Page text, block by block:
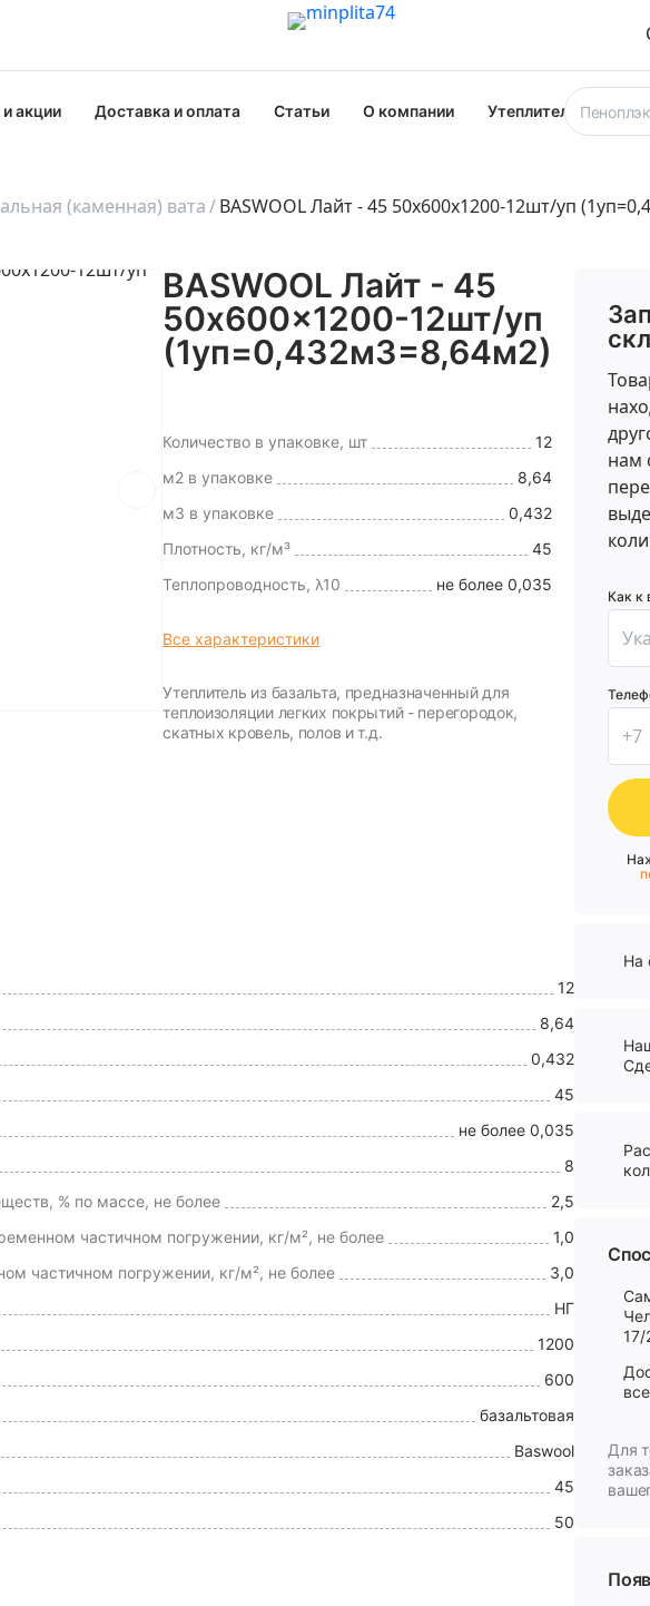
акции Доставка и оплата Статьи О компании Утеплители оптом
(каменная) вата BASWOOL Лайт - 45 50x600x1200-12шт/уп
BASWOOL Лайт - 45
50x600x1200-12шт/уп
(1уп=0,432м3=8,64м2)
Количество в упаковке, шт
12
м2 в упаковке
8,64
м3 в упаковке
0,432
Плотность, кг/м³
45
Теплопроводность, λ10
не более 0,035
Все характеристики
Утеплитель из базальта, предназначенный для
теплоизоляции легких покрытий - перегородок,
скатных кровель, полов и т.д.
12
8,64
0,432
45
не более 0,035
8
% по массе, не более
2,5
частичном погружении, кг/м², не более
1,0
частичном погружении, кг/м², не более
3,0
НГ
1200
600
базальтовая
Baswool
45
50
нам
Как к
На
Для